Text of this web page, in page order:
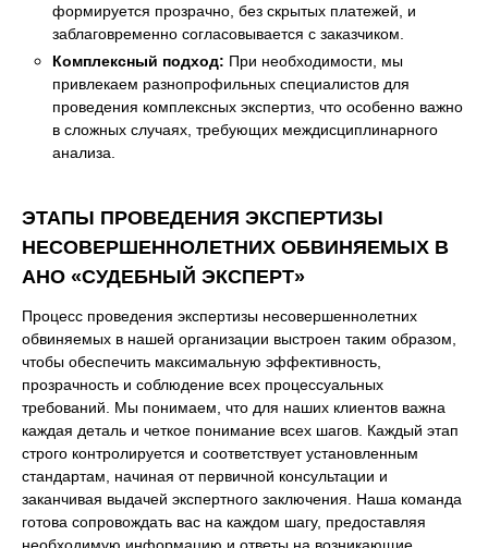
формируется прозрачно, без скрытых платежей, и
заблаговременно согласовывается с заказчиком.
Комплексный подход: При необходимости, мы
привлекаем разнопрофильных специалистов для
проведения комплексных экспертиз, что особенно важно
в сложных случаях, требующих междисциплинарного
анализа.
ЭТАПЫ ПРОВЕДЕНИЯ ЭКСПЕРТИЗЫ
НЕСОВЕРШЕННОЛЕТНИХ ОБВИНЯЕМЫХ В
АНО «СУДЕБНЫЙ ЭКСПЕРТ»
Процесс проведения экспертизы несовершеннолетних
обвиняемых в нашей организации выстроен таким образом,
чтобы обеспечить максимальную эффективность,
прозрачность и соблюдение всех процессуальных
требований. Мы понимаем, что для наших клиентов важна
каждая деталь и четкое понимание всех шагов. Каждый этап
строго контролируется и соответствует установленным
стандартам, начиная от первичной консультации и
заканчивая выдачей экспертного заключения. Наша команда
готова сопровождать вас на каждом шагу, предоставляя